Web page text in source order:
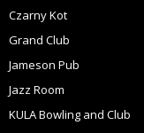
Czarny Kot
Grand Club
Jameson Pub
Jazz Room
KULA Bowling and Club